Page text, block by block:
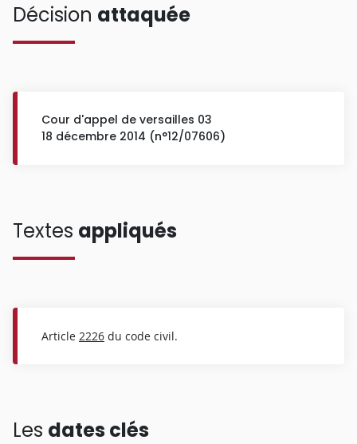
Décision attaquée
Cour d'appel de versailles 03
18 décembre 2014 (n°12/07606)
Textes appliqués
Article 2226 du code civil.
Les dates clés